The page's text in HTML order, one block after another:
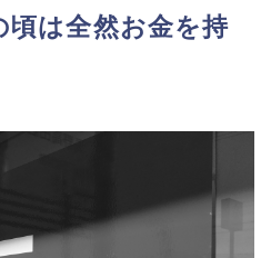
は全然お金を持